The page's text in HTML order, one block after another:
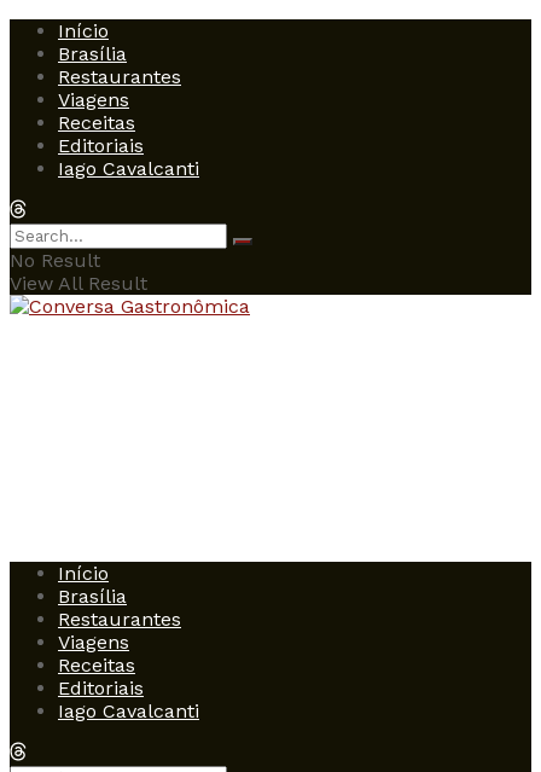
Início
Brasília
Restaurantes
Viagens
Receitas
Editoriais
Iago Cavalcanti
No Result
View All Result
Início
Brasília
Restaurantes
Viagens
Receitas
Editoriais
Iago Cavalcanti